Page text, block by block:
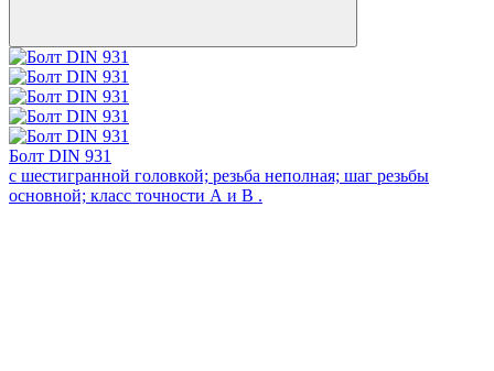
Болт DIN 931
с шестигранной головкой; резьба неполная; шаг резьбы
основной; класс точности А и В .